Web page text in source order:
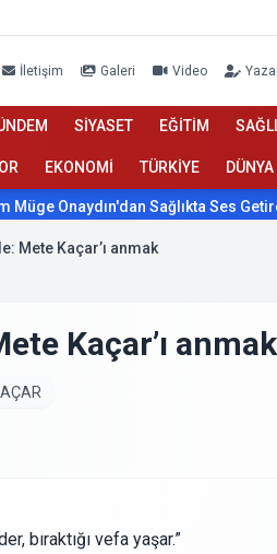
İletişim Galeri Video
SİYASET EĞİTİM
EKONOMİ TÜRKİYE DÜNYA
Sağlıkta Ses Getirecek
Mete Kaçar’ı anmak
Kaçar’ı anmak
bıraktığı vefa yaşar.”